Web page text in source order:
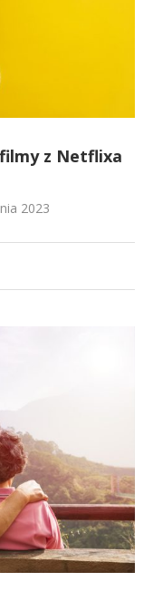
filmy z Netflixa
2023